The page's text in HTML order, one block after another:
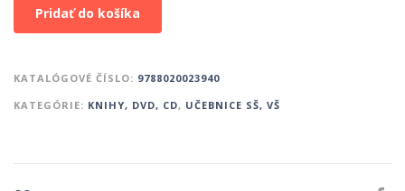
Pridať do košíka
KATALÓGOVÉ ČÍSLO: 9788020023940
KATEGÓRIE: KNIHY, DVD, CD, UČEBNICE SŠ, VŠ